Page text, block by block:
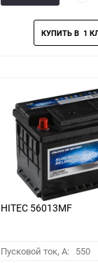
HITEC 56013MF
Пусковой ток, A: 550